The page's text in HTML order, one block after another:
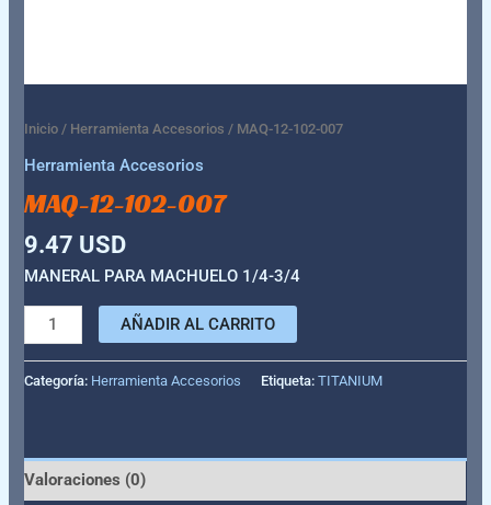
Inicio / Herramienta Accesorios / MAQ-12-102-007
Herramienta Accesorios
MAQ-12-102-007
9.47 USD
MANERAL PARA MACHUELO 1/4-3/4
AÑADIR AL CARRITO
Categoría: Herramienta Accesorios Etiqueta:TITANIUM
Valoraciones (0)